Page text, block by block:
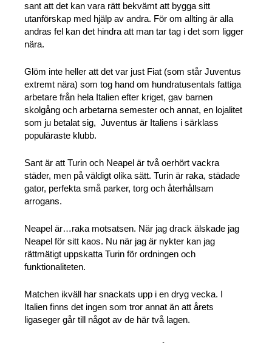
sant att det kan vara rätt bekvämt att bygga sitt
utanförskap med hjälp av andra. För om allting är alla
andras fel kan det hindra att man tar tag i det som ligger
nära.
Glöm inte heller att det var just Fiat (som står Juventus
extremt nära) som tog hand om hundratusentals fattiga
arbetare från hela Italien efter kriget, gav barnen
skolgång och arbetarna semester och annat, en lojalitet
som ju betalat sig, Juventus är Italiens i särklass
populäraste klubb.
Sant är att Turin och Neapel är två oerhört vackra
städer, men på väldigt olika sätt. Turin är raka, städade
gator, perfekta små parker, torg och återhållsam
arrogans.
Neapel är…raka motsatsen. När jag drack älskade jag
Neapel för sitt kaos. Nu när jag är nykter kan jag
rättmätigt uppskatta Turin för ordningen och
funktionaliteten.
Matchen ikväll har snackats upp i en dryg vecka. I
Italien finns det ingen som tror annat än att årets
ligaseger går till något av de här två lagen.